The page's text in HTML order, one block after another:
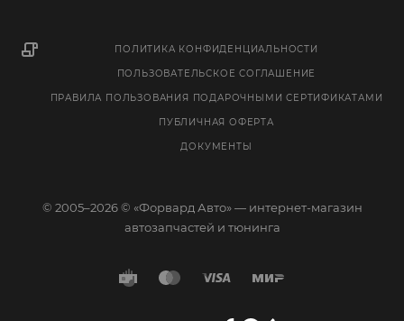
ПОЛИТИКА КОНФИДЕНЦИАЛЬНОСТИ
ПОЛЬЗОВАТЕЛЬСКОЕ СОГЛАШЕНИЕ
ПРАВИЛА ПОЛЬЗОВАНИЯ ПОДАРОЧНЫМИ СЕРТИФИКАТАМИ
ПУБЛИЧНАЯ ОФЕРТА
ДОКУМЕНТЫ
© 2005–2026 © «Форвард Авто» — интернет-магазин
автозапчастей и тюнинга